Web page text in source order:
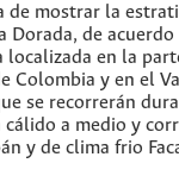
de mostrar la
Dorada, de
localizada en la
Colombia y en el
se recorrerán
a medio y
y de clima frio